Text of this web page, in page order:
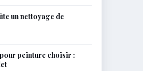
un nettoyage de
peinture choisir :